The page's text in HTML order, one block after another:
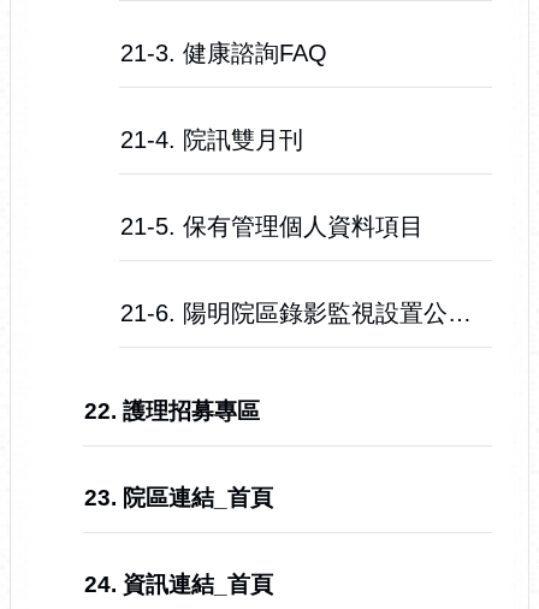
21-3. 健康諮詢FAQ
21-4. 院訊雙月刊
21-5. 保有管理個人資料項目
21-6. 陽明院區錄影監視設置公告
22. 護理招募專區
23. 院區連結_首頁
24. 資訊連結_首頁